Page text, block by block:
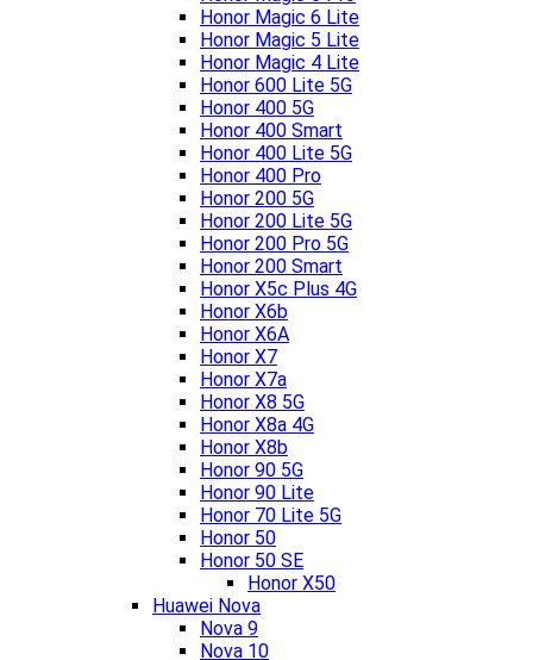
Honor Magic 6 Lite
Honor Magic 5 Lite
Honor Magic 4 Lite
Honor 600 Lite 5G
Honor 400 5G
Honor 400 Smart
Honor 400 Lite 5G
Honor 400 Pro
Honor 200 5G
Honor 200 Lite 5G
Honor 200 Pro 5G
Honor 200 Smart
Honor X5c Plus 4G
Honor X6b
Honor X6A
Honor X7
Honor X7a
Honor X8 5G
Honor X8a 4G
Honor X8b
Honor 90 5G
Honor 90 Lite
Honor 70 Lite 5G
Honor 50
Honor 50 SE
Honor X50
Huawei Nova
Nova 9
Nova 10